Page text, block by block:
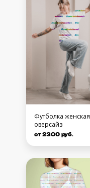
Футболка женская
оверсайз
от 2300 руб.